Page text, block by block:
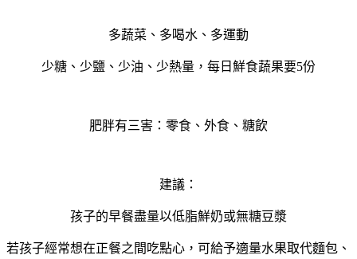
多蔬菜、多喝水、多運動
少糖、少鹽、少油、少熱量，每日鮮食蔬果要5份
肥胖有三害：零食、外食、糖飲
建議：
孩子的早餐盡量以低脂鮮奶或無糖豆漿
若孩子經常想在正餐之間吃點心，可給予適量水果取代麵包、